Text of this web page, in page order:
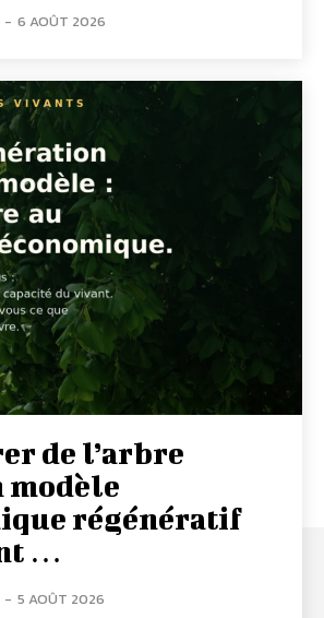
- 6 AOÛT 2026
de l’arbre
modèle
régénératif
…
- 5 AOÛT 2026